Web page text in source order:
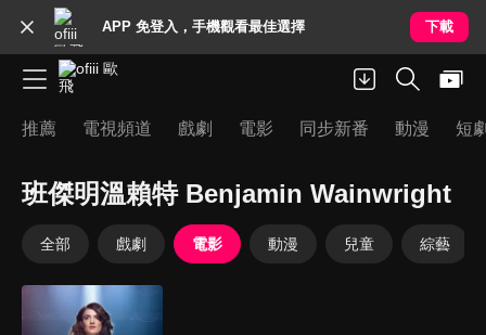
APP 免登入，手機觀看最佳選擇 下載
推薦 電視頻道 戲劇 電影 同步新番 動漫 短
班傑明溫賴特 Benjamin Wainwright
全部 戲劇 電影 動漫 兒童 綜藝